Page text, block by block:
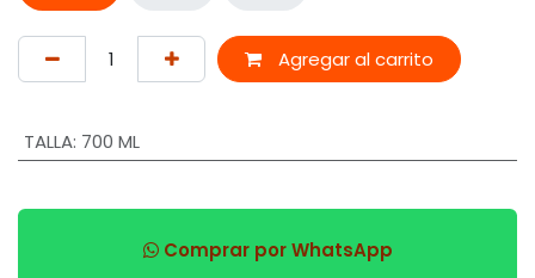
Agregar al carrito
TALLA: 700 ML
Comprar por WhatsApp